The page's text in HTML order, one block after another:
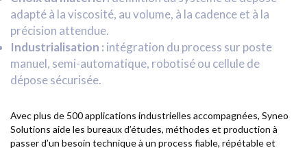
adapté à la viscosité, au volume, à la cadence et à la
précision attendue.
Industrialisation : intégration du process sur poste
manuel, semi-automatique, robotisé ou cellule de
dépose sécurisée.
Avec plus de 500 applications industrielles accompagnées, Syneo
Solutions aide les bureaux d’études, méthodes et production à
passer d’un besoin technique à un process fiable, répétable et